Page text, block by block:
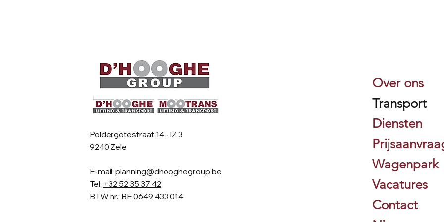
Poldergotestraat 14 - IZ 3
9240 Zele
E-mail: planning@dhooghegroup.be
Tel: +32 52 35 37 42
BTW nr.: BE 0649.433.014
Over ons
Transport
Diensten
Wagenpark
Vacatures
Contact